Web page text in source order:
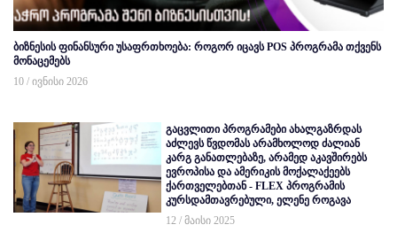
ბიზნესის ფინანსური უსაფრთხოება: როგორ იცავს POS პროგრამა თქვენს
მონაცემებს
10 / ივნისი 2026
გაცვლითი პროგრამები ახალგაზრდას
აძლევს წვდომას არამხოლოდ ძალიან
კარგ განათლებაზე, არამედ აკავშირებს
ევროპისა და ამერიკის მოქალაქეებს
ქართველებთან - FLEX პროგრამის
კურსდამთავრებული, ელენე როგავა
12 / მაისი 2025